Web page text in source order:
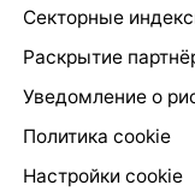
Секторные
Раскрытие
Уведомление о
Политика cookie
Настройки cookie